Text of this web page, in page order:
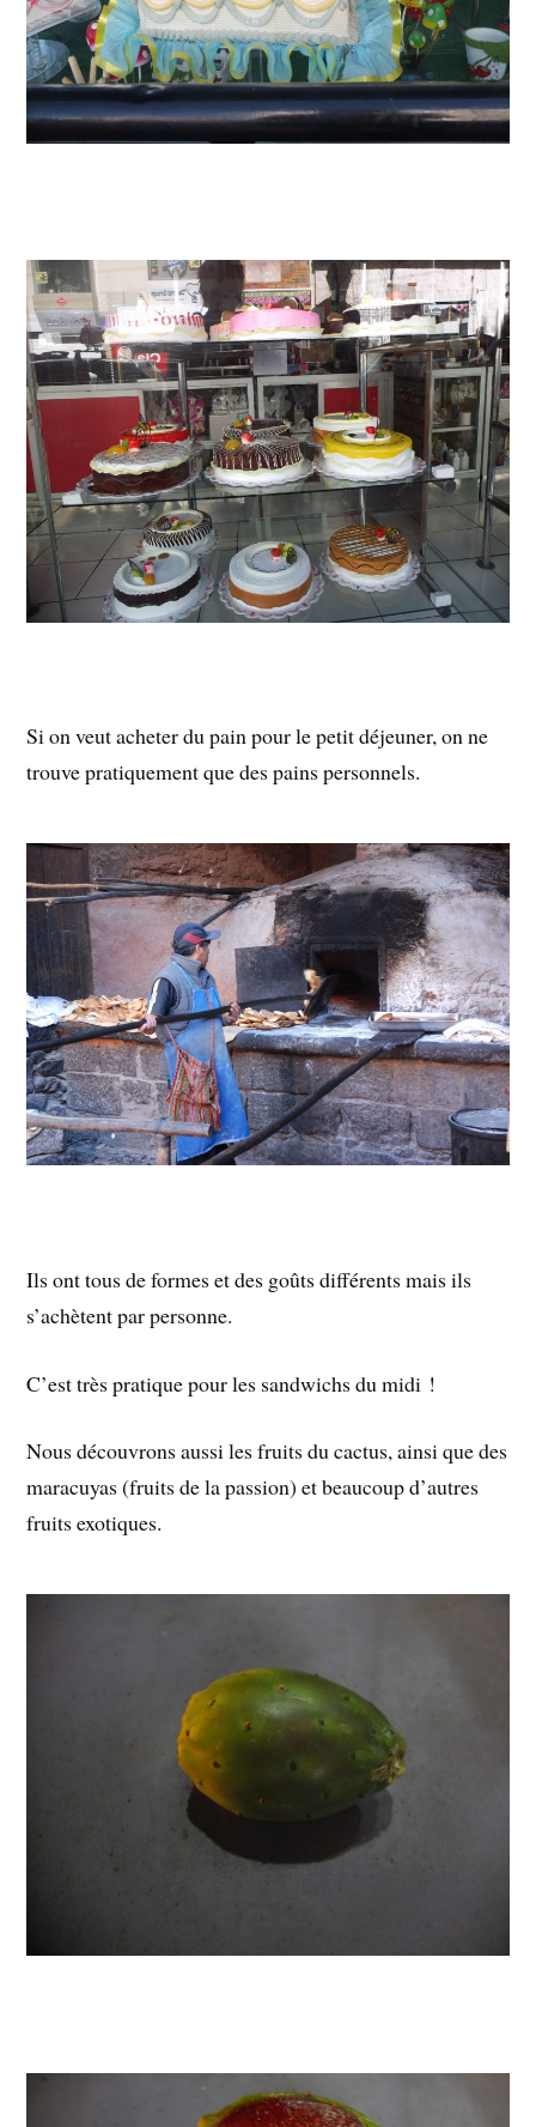
Si on veut acheter du pain pour le petit déjeuner, on ne
trouve pratiquement que des pains personnels.
Ils ont tous de formes et des goûts différents mais ils
s’achètent par personne.
C’est très pratique pour les sandwichs du midi !
Nous découvrons aussi les fruits du cactus, ainsi que des
maracuyas (fruits de la passion) et beaucoup d’autres
fruits exotiques.